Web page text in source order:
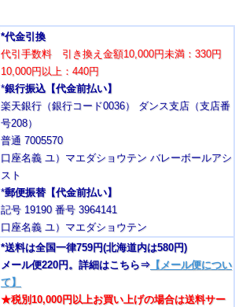
*代金引換
代引手数料 引き換え金額10,000円未満：330円
10,000円以上：440円
*銀行振込【代金前払い】
楽天銀行（銀行コード0036） ダンス支店（支店番
号208）
普通 7005570
口座名義 ユ）マエダショウテン バレーボールアシ
スト
*郵便振替【代金前払い】
記号 19190 番号 3964141
口座名義 ユ）マエダショウテン
*送料は全国一律759円(北海道内は580円)
メール便220円。詳細はこちら⇒ 【メール便につい
て】
★税別10,000円以上お買い上げの場合は送料サー